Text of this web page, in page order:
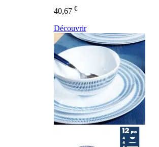
40,67 €
Découvrir